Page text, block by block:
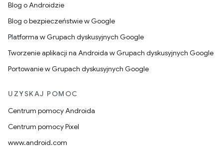
Blog o Androidzie
Blog o bezpieczeństwie w Google
Platforma w Grupach dyskusyjnych Google
Tworzenie aplikacji na Androida w Grupach dyskusyjnych Google
Portowanie w Grupach dyskusyjnych Google
UZYSKAJ POMOC
Centrum pomocy Androida
Centrum pomocy Pixel
www.android.com